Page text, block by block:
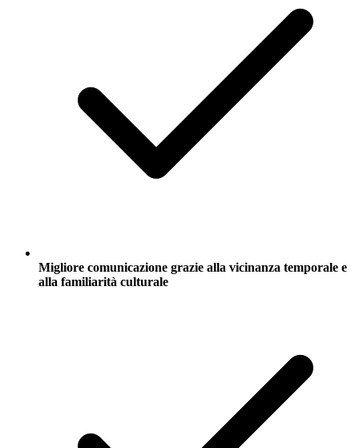
Migliore comunicazione grazie alla vicinanza temporale e
alla familiarità culturale